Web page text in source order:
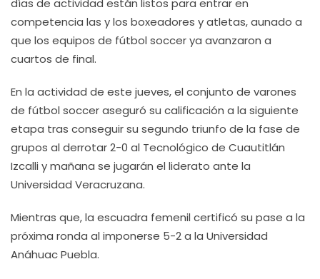
días de actividad están listos para entrar en
competencia las y los boxeadores y atletas, aunado a
que los equipos de fútbol soccer ya avanzaron a
cuartos de final.
En la actividad de este jueves, el conjunto de varones
de fútbol soccer aseguró su calificación a la siguiente
etapa tras conseguir su segundo triunfo de la fase de
grupos al derrotar 2-0 al Tecnológico de Cuautitlán
Izcalli y mañana se jugarán el liderato ante la
Universidad Veracruzana.
Mientras que, la escuadra femenil certificó su pase a la
próxima ronda al imponerse 5-2 a la Universidad
Anáhuac Puebla.